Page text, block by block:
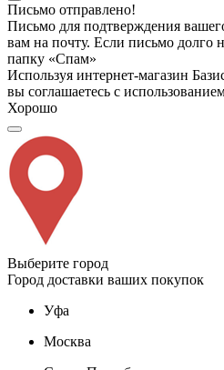
Письмо отправлено!
Письмо для подтверждения
вам на почту. Если письмо долго
папку «Спам»
Используя интернет-магазин
вы соглашаетесь с
Хорошо
Выберите город
Город доставки ваших покупок
Уфа
Москва